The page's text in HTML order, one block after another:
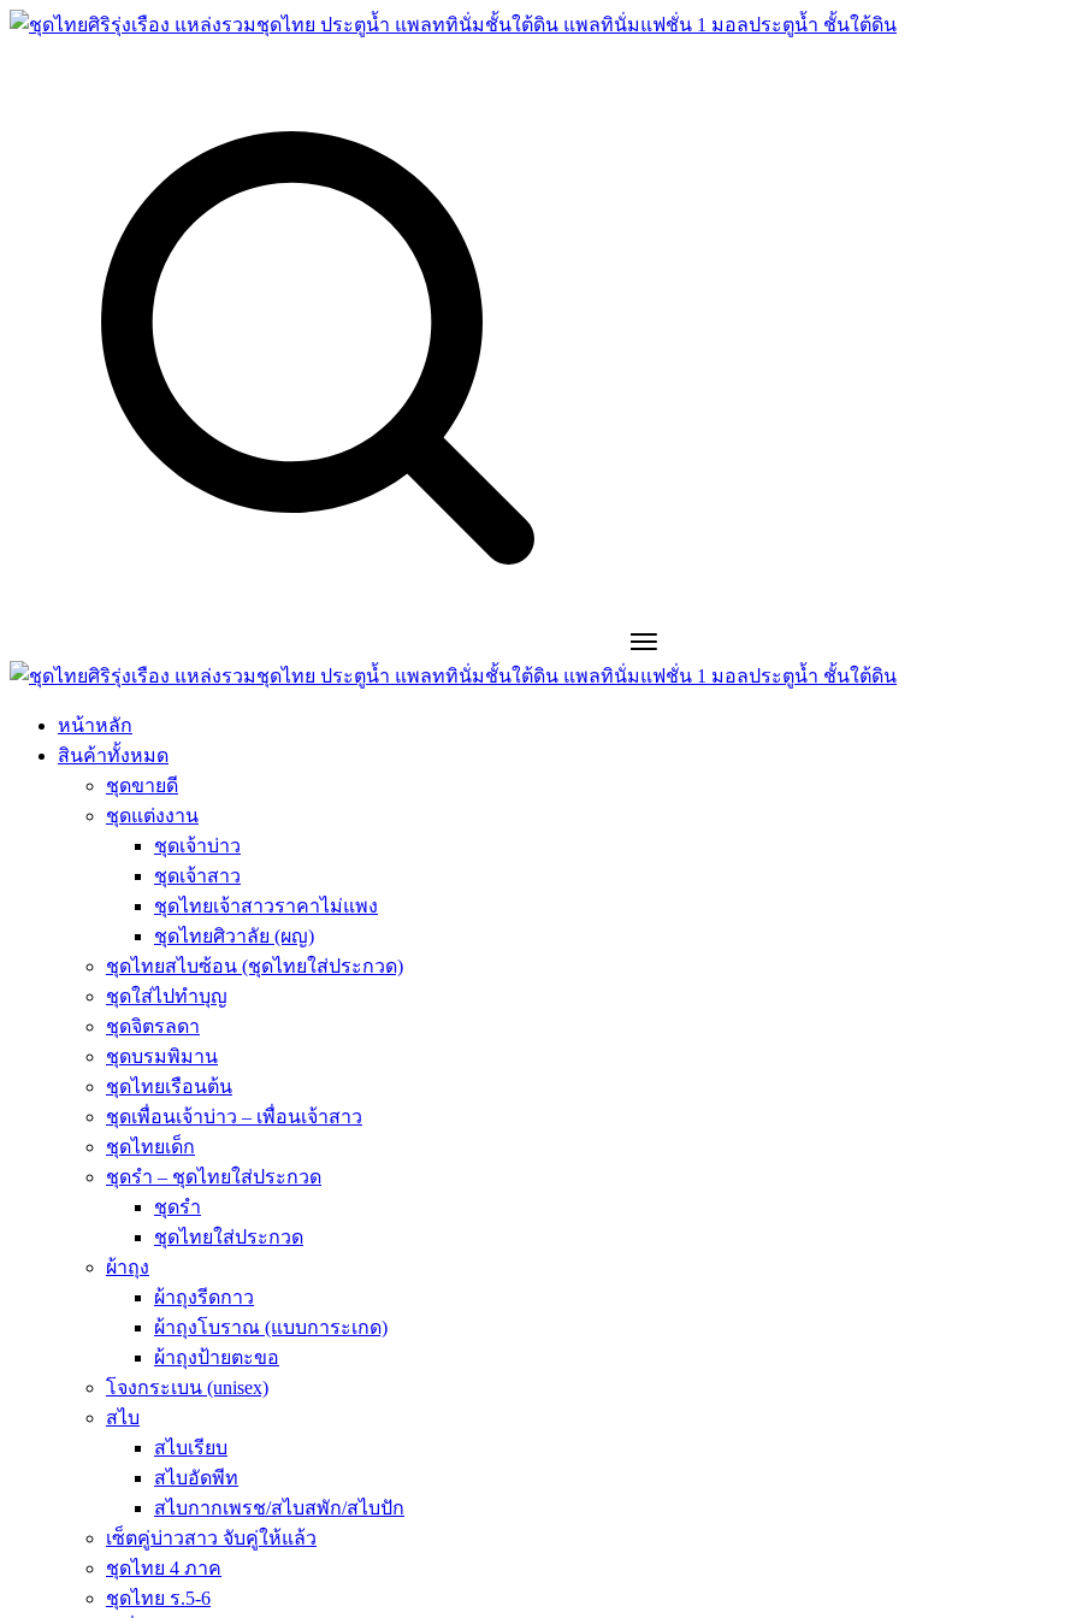
หน้าหลัก
สินค้าทั้งหมด
ชุดขายดี
ชุดแต่งงาน
ชุดเจ้าบ่าว
ชุดเจ้าสาว
ชุดไทยเจ้าสาวราคาไม่แพง
ชุดไทยศิวาลัย (ผญ)
ชุดไทยสไบซ้อน (ชุดไทยใส่ประกวด)
ชุดใส่ไปทำบุญ
ชุดจิตรลดา
ชุดบรมพิมาน
ชุดไทยเรือนต้น
ชุดเพื่อนเจ้าบ่าว – เพื่อนเจ้าสาว
ชุดไทยเด็ก
ชุดรำ – ชุดไทยใส่ประกวด
ชุดรำ
ชุดไทยใส่ประกวด
ผ้าถุง
ผ้าถุงรีดกาว
ผ้าถุงโบราณ (แบบการะเกด)
ผ้าถุงป้ายตะขอ
โจงกระเบน (unisex)
สไบ
สไบเรียบ
สไบอัดพีท
สไบกากเพรช/สไบสพัก/สไบปัก
เซ็ตคู่บ่าวสาว จับคู่ให้แล้ว
ชุดไทย 4 ภาค
ชุดไทย ร.5-6